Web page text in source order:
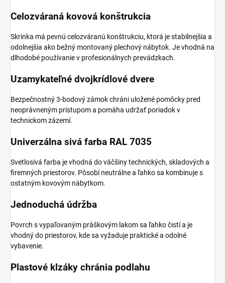
Celozváraná kovová konštrukcia
Skrinka má pevnú celozváranú konštrukciu, ktorá je stabilnejšia a
odolnejšia ako bežný montovaný plechový nábytok. Je vhodná na
dlhodobé používanie v profesionálnych prevádzkach.
Uzamykateľné dvojkrídlové dvere
Bezpečnostný 3-bodový zámok chráni uložené pomôcky pred
neoprávneným prístupom a pomáha udržať poriadok v
technickom zázemí.
Univerzálna sivá farba RAL 7035
Svetlosivá farba je vhodná do väčšiny technických, skladových a
firemných priestorov. Pôsobí neutrálne a ľahko sa kombinuje s
ostatným kovovým nábytkom.
Jednoduchá údržba
Povrch s vypaľovaným práškovým lakom sa ľahko čistí a je
vhodný do priestorov, kde sa vyžaduje praktické a odolné
vybavenie.
Plastové klzáky chránia podlahu